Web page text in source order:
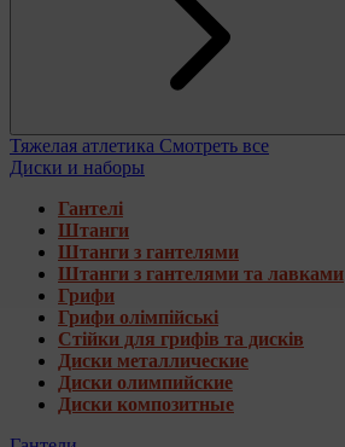
Тяжелая атлетика Смотреть все
Диски и наборы
Гантелі
Штанги
Штанги з гантелями
Штанги з гантелями та лавками
Грифи
Грифи олімпійські
Стійки для грифів та дисків
Диски металлические
Диски олимпийские
Диски композитные